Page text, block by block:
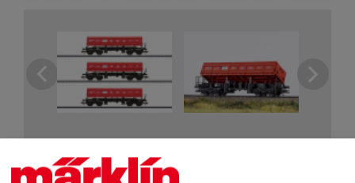
De belangrijkste gegevens